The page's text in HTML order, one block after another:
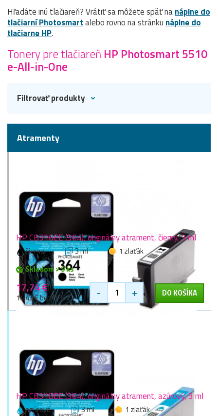
Hľadáte inú tlačiareň? Vrátiť sa môžete späť nanáplne do
tlačiarní Photosmartalebo rovno na stránkunáplne do
tlačiarne HP.
Tonery pre tlačiareň HP Photosmart 5510
e-All-in-One
Filtrovať produkty
Atramenty
HP CB316EE (364), originálny atrament, čierny, 3 ml
čierna 3 ml
1 zlaťák
Skladom > 9 ks
17,74 €
14,43 € bez DPH - + DO KOŠÍKA
HP CB318EE (364), originálny atrament, azúrový, 3 ml
azúrová 3 ml
1 zlaťák